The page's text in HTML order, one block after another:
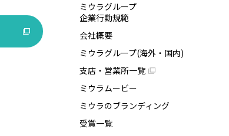
ミウラグループ
企業行動規範
会社概要
ミウラグループ(海外・国内)
支店・営業所一覧
ミウラムービー
ミウラのブランディング
受賞一覧